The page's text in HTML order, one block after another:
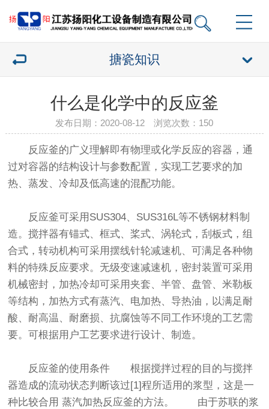
搪瓷知识
什么是化学中的反应釜
发布日期：2020-08-12 浏览次数： 150
反应釜的广义理解即有物理或化学反应的容器，通
过对容器的结构设计与参数配置，实现工艺要求的加
热、蒸发、冷却及低高速的混配功能。
反应釜可采用SUS304、SUS316L等不锈钢材料制
造。搅拌器有锚式、框式、桨式、涡轮式，刮板式，组
合式，转动机构可采用摆线针轮减速机、可满足各种物
料的特殊反应要求。无级变速减速机，密封装置可采用
机械密封，加热冷却可采用夹套、半管、盘管、米勒板
等结构，加热方式有蒸汽、电加热、导热油，以满足耐
酸、耐高温、耐磨损、抗腐蚀等不同工作环境的工艺需
要。可根据用户工艺要求进行设计、制造。
反应釜的使用条件 根据搅拌过程的目的与搅拌
器造成的流动状态判断该过[1]程所适用的浆型，这是一
种比较合用 蒸汽加热反应釜的方法。 由于苏联的浆